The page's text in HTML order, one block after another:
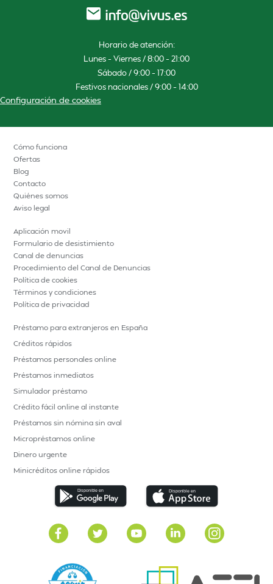
Horario de atención:
Lunes – Viernes / 8:00 – 21:00
Sábado / 9:00 – 17:00
Festivos nacionales / 9:00 – 14:00
Configuración de cookies
Cómo funciona
Ofertas
Blog
Contacto
Quiénes somos
Aviso legal
Aplicación movil
Formulario de desistimiento
Canal de denuncias
Procedimiento del Canal de Denuncias
Política de cookies
Términos y condiciones
Política de privacidad
Préstamo para extranjeros en España
Créditos rápidos
Préstamos personales online
Préstamos inmediatos
Simulador préstamo
Crédito fácil online al instante
Préstamos sin nómina sin aval
Micropréstamos online
Dinero urgente
Minicréditos online rápidos